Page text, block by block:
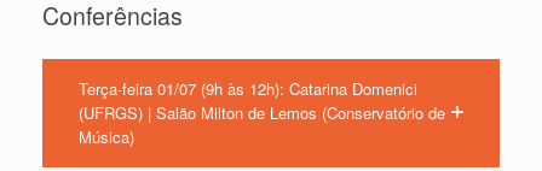
Conferências
Terça-feira 01/07 (9h às 12h): Catarina Domenici
(UFRGS) | Salão Milton de Lemos (Conservatório de
Música)